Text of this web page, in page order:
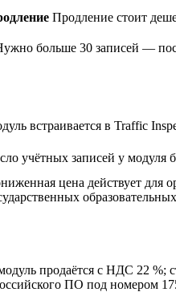
Продление стоит
больше 30 записей —
встраивается в Traffic
учётных записей у модуля
цена действует для
продаётся с НДС 22 %;
ПО под номером